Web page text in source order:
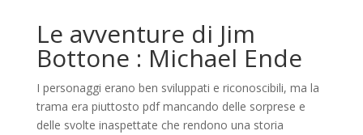
Le avventure di Jim
Bottone : Michael Ende
I personaggi erano ben sviluppati e riconoscibili, ma la
trama era piuttosto pdf mancando delle sorprese e
delle svolte inaspettate che rendono una storia